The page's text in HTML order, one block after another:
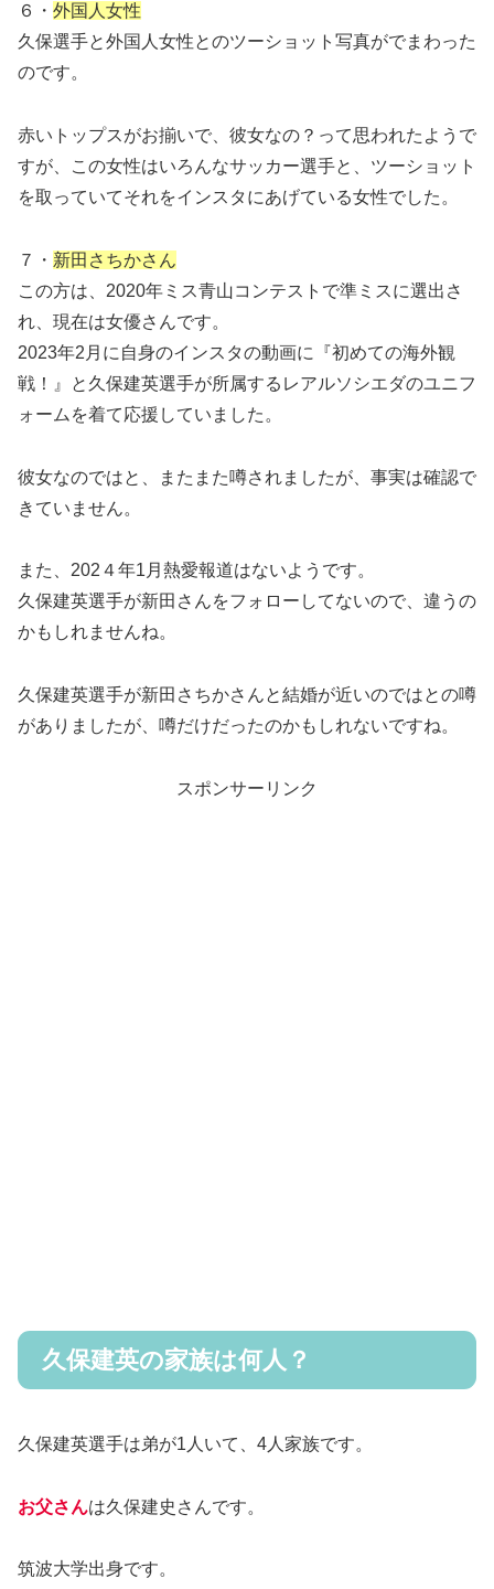
６・ 外国人女性
久保選手と外国人女性とのツーショット写真がでまわった
のです。
赤いトップスがお揃いで、彼女なの？って思われたようで
すが、この女性はいろんなサッカー選手と、ツーショット
を取っていてそれをインスタにあげている女性でした。
７・ 新田さちかさん
この方は、2020年ミス青山コンテストで準ミスに選出さ
れ、現在は女優さんです。
2023年2月に自身のインスタの動画に『初めての海外観
戦！』と久保建英選手が所属するレアルソシエダのユニフ
ォームを着て応援していました。
彼女なのではと、またまた噂されましたが、事実は確認で
きていません。
また、202４年1月熱愛報道はないようです。
久保建英選手が新田さんをフォローしてないので、違うの
かもしれませんね。
久保建英選手が新田さちかさんと結婚が近いのではとの噂
がありましたが、噂だけだったのかもしれないですね。
スポンサーリンク
久保建英の家族は何人？
久保建英選手は弟が1人いて、4人家族です。
お父さんは久保建史さんです。
筑波大学出身です。